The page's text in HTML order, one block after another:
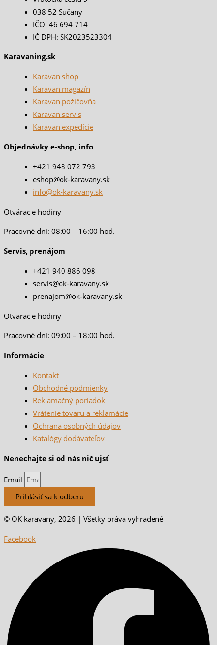
038 52 Sučany
IČO: 46 694 714
IČ DPH: SK2023523304
Karavaning.sk
Karavan shop
Karavan magazín
Karavan požičovňa
Karavan servis
Karavan expedície
Objednávky e-shop, info
+421 948 072 793
eshop@ok-karavany.sk
info@ok-karavany.sk
Otváracie hodiny:
Pracovné dni: 08:00 – 16:00 hod.
Servis, prenájom
+421 940 886 098
servis@ok-karavany.sk
prenajom@ok-karavany.sk
Otváracie hodiny:
Pracovné dni: 09:00 – 18:00 hod.
Informácie
Kontakt
Obchodné podmienky
Reklamačný poriadok
Vrátenie tovaru a reklamácie
Ochrana osobných údajov
Katalógy dodávateľov
Nenechajte si od nás nič ujsť
Email
Prihlásiť sa k odberu
© OK karavany, 2026 | Všetky práva vyhradené
Facebook